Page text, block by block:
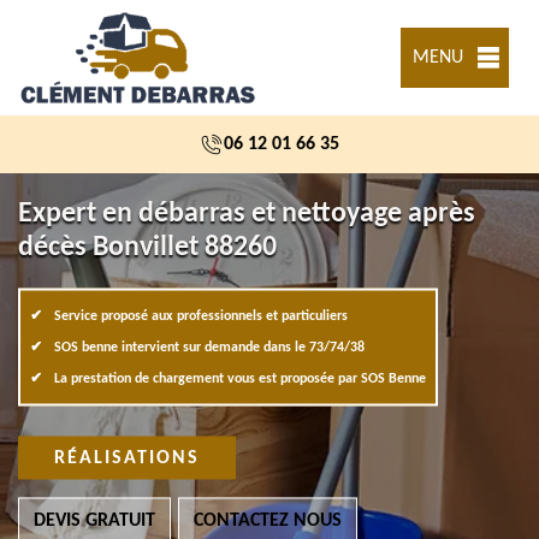
MENU
06 12 01 66 35
Expert en débarras et nettoyage après
décès Bonvillet 88260
Service proposé aux professionnels et particuliers
SOS benne intervient sur demande dans le 73/74/38
La prestation de chargement vous est proposée par SOS Benne
RÉALISATIONS
DEVIS GRATUIT CONTACTEZ NOUS